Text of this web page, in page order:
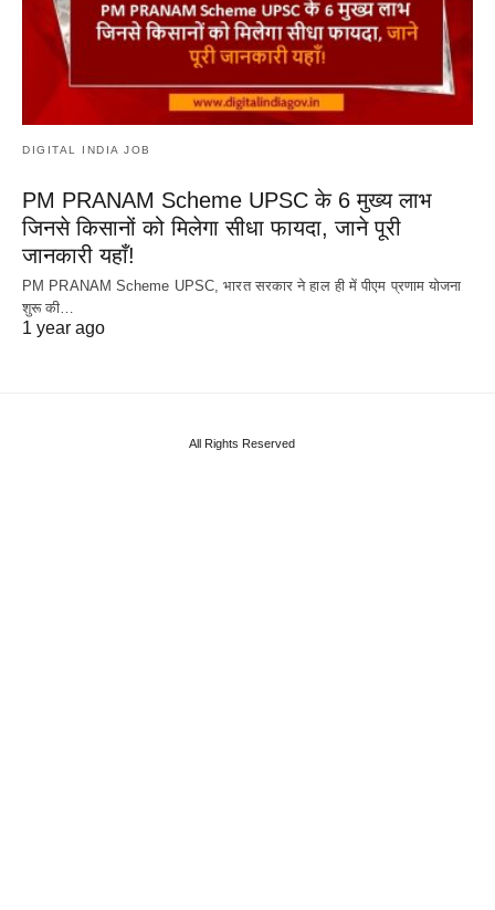
DIGITAL INDIA JOB
PM PRANAM Scheme UPSC के 6 मुख्य लाभ
जिनसे किसानों को मिलेगा सीधा फायदा, जाने पूरी
जानकारी यहाँ!
PM PRANAM Scheme UPSC, भारत सरकार ने हाल ही में पीएम प्रणाम योजना
शुरू की…
1 year ago
All Rights Reserved